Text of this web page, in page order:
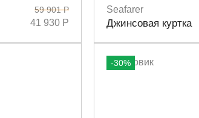
59 901 Р
41 930 Р Размеры
Seafarer
Джинсовая куртка
-30%